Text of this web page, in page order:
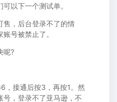
以下一个测试单。
，后台登录不了的情
号被禁止了。
呢?
接通后按3，再按1。然
号，登录不了亚马逊，不